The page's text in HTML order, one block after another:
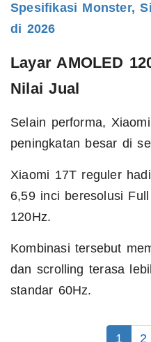
Spesifikasi Monster,
di 2026
Layar AMOLED
Nilai Jual
Selain performa,
peningkatan besar di
Xiaomi 17T reguler
6,59 inci beresolusi
120Hz.
Kombinasi tersebut
dan scrolling terasa
standar 60Hz.
1 2